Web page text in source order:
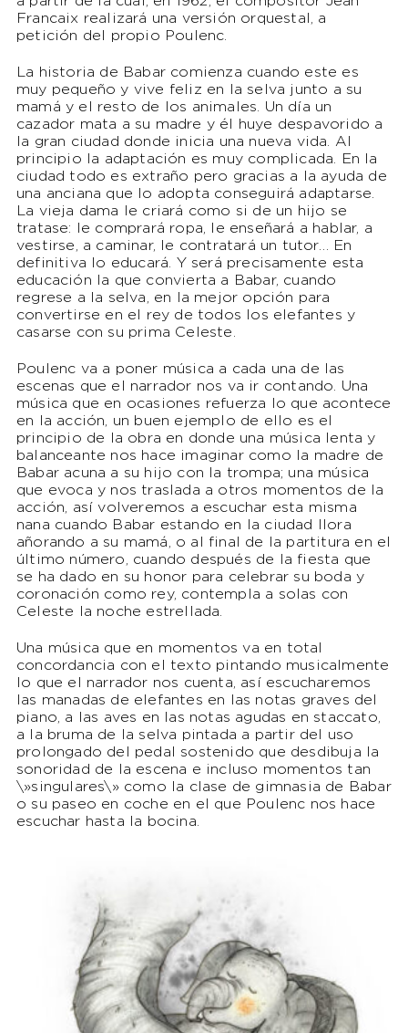
Francaix realizará una versión orquestal, a
petición del propio Poulenc.
La historia de Babar comienza cuando este es
muy pequeño y vive feliz en la selva junto a su
mamá y el resto de los animales. Un día un
cazador mata a su madre y él huye despavorido a
la gran ciudad donde inicia una nueva vida. Al
principio la adaptación es muy complicada. En la
ciudad todo es extraño pero gracias a la ayuda de
una anciana que lo adopta conseguirá adaptarse.
La vieja dama le criará como si de un hijo se
tratase: le comprará ropa, le enseñará a hablar, a
vestirse, a caminar, le contratará un tutor… En
definitiva lo educará. Y será precisamente esta
educación la que convierta a Babar, cuando
regrese a la selva, en la mejor opción para
convertirse en el rey de todos los elefantes y
casarse con su prima Celeste.
Poulenc va a poner música a cada una de las
escenas que el narrador nos va ir contando. Una
música que en ocasiones refuerza lo que acontece
en la acción, un buen ejemplo de ello es el
principio de la obra en donde una música lenta y
balanceante nos hace imaginar como la madre de
Babar acuna a su hijo con la trompa; una música
que evoca y nos traslada a otros momentos de la
acción, así volveremos a escuchar esta misma
nana cuando Babar estando en la ciudad llora
añorando a su mamá, o al final de la partitura en el
último número, cuando después de la fiesta que
se ha dado en su honor para celebrar su boda y
coronación como rey, contempla a solas con
Celeste la noche estrellada.
Una música que en momentos va en total
concordancia con el texto pintando musicalmente
lo que el narrador nos cuenta, así escucharemos
las manadas de elefantes en las notas graves del
piano, a las aves en las notas agudas en staccato,
a la bruma de la selva pintada a partir del uso
prolongado del pedal sostenido que desdibuja la
sonoridad de la escena e incluso momentos tan
\»singulares\» como la clase de gimnasia de Babar
o su paseo en coche en el que Poulenc nos hace
escuchar hasta la bocina.